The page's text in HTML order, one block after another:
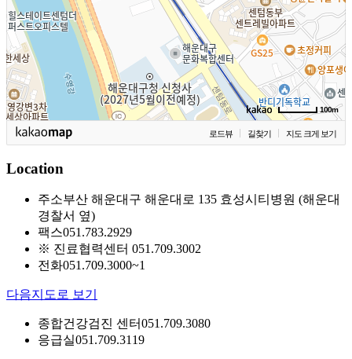
100m
로드뷰 길찾기 지도 크게 보기
Location
주소부산 해운대구 해운대로 135 효성시티병원 (해운대
경찰서 옆)
팩스051.783.2929
※ 진료협력센터 051.709.3002
전화051.709.3000~1
다음지도로 보기
종합건강검진 센터051.709.3080
응급실051.709.3119